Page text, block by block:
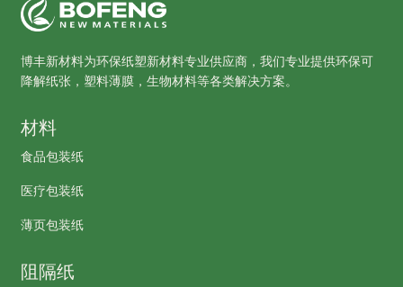
博丰新材料为环保纸塑新材料专业供应商，我们专业提供环保可
降解纸张，塑料薄膜，生物材料等各类解决方案。
材料
食品包装纸
医疗包装纸
薄页包装纸
阻隔纸